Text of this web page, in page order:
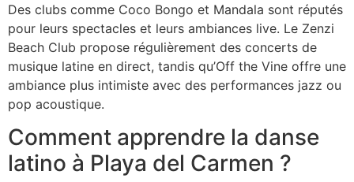
Des clubs comme Coco Bongo et Mandala sont réputés
pour leurs spectacles et leurs ambiances live. Le Zenzi
Beach Club propose régulièrement des concerts de
musique latine en direct, tandis qu’Off the Vine offre une
ambiance plus intimiste avec des performances jazz ou
pop acoustique.
Comment apprendre la danse
latino à Playa del Carmen ?